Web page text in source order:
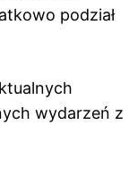
podział
wydarzeń z